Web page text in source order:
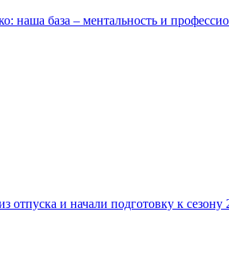
наша база – ментальность и
отпуска и начали подготовку к сезону